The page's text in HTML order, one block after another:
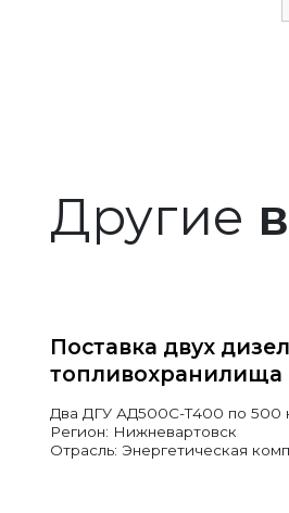
Другие
Поставка двух
топливохранилища
Два ДГУ АД500С-Т400 по 500
Регион: Нижневартовск
Отрасль: Энергетическая